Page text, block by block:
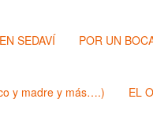
SEDAVÍ POR UN
y madre y más….) EL